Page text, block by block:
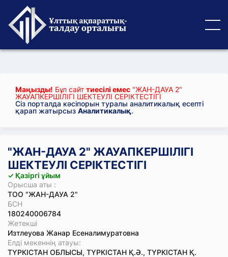
Маңызды! Бұл сайт тиесілі емес "ЖАН-ДАУА 2"
ЖАУАПКЕРШІЛІГІ ШЕКТЕУЛІ СЕРІКТЕСТІГІ
Сіз порталда кәсіпорын туралы аналитикалық есепті
қарап жатырсыз Аналитикалық.
"ЖАН-ДАУА 2" ЖАУАПКЕРШІЛІГІ
ШЕКТЕУЛІ СЕРІКТЕСТІГІ
✓ Қазіргі ұйым
Орысша аты :
ТОО "ЖАН-ДАУА 2"
БСН
180240006784
Жетекші
Изтлеуова Жанар Есеналимуратовна
Елді мекеннің атауы:
ТҮРКІСТАН ОБЛЫСЫ, ТҮРКІСТАН Қ.Ә., ТҮРКІСТАН Қ.